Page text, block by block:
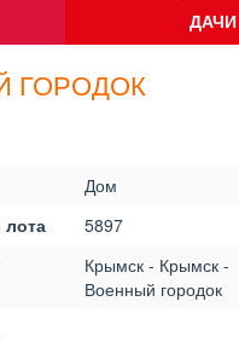
ДАЧИ
ГОРОДОК
Дом
5897
Крымск - Крымск -
Военный городок